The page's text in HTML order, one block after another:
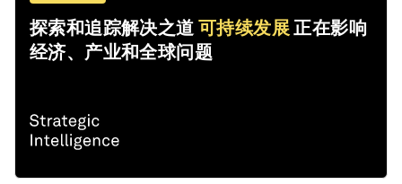
探索和追踪解决之道可持续发展正在影响
经济、产业和全球问题